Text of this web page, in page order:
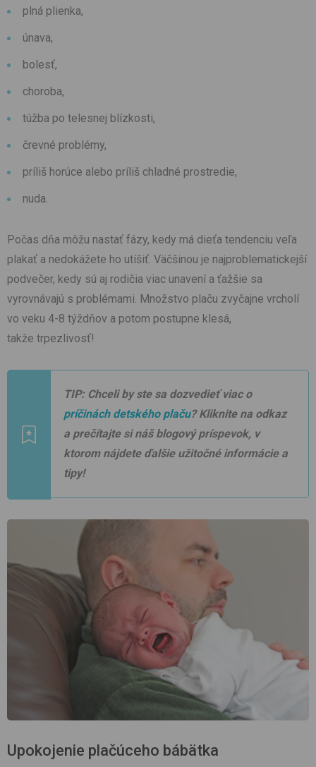
plná plienka,
únava,
bolesť,
choroba,
túžba po telesnej blízkosti,
črevné problémy,
príliš horúce alebo príliš chladné prostredie,
nuda.
Počas dňa môžu nastať fázy, kedy má dieťa tendenciu veľa
plakať a nedokážete ho utíšiť. Väčšinou je najproblematickejší
podvečer, kedy sú aj rodičia viac unavení a ťažšie sa
vyrovnávajú s problémami. Množstvo plaču zvyčajne vrcholí
vo veku 4-8 týždňov a potom postupne klesá,
takže trpezlivosť!
TIP: Chceli by ste sa dozvedieť viac o
príčinách detského plaču? Kliknite na odkaz
a prečítajte si náš blogový príspevok, v
ktorom nájdete ďalšie užitočné informácie a
tipy!
Upokojenie plačúceho bábätka